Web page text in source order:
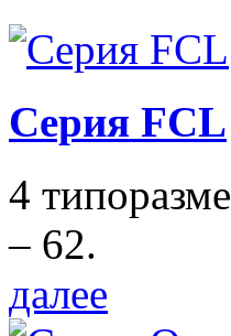
Серия FCL
4
– 62.
далее